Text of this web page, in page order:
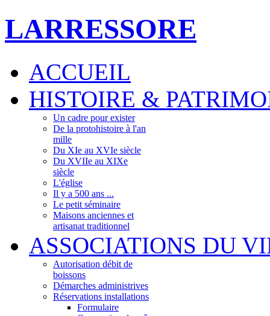
LARRESSORE
ACCUEIL
HISTOIRE &
Un cadre pour exister
De la protohistoire à l'an
mille
Du XIe au XVIe siècle
Du XVIIe au XIXe
siècle
L'église
Il y a 500 ans ...
Le petit séminaire
Maisons anciennes et
artisanat traditionnel
ASSOCIATIONS DU
Autorisation débit de
boissons
Démarches administrives
Réservations installations
Formulaire